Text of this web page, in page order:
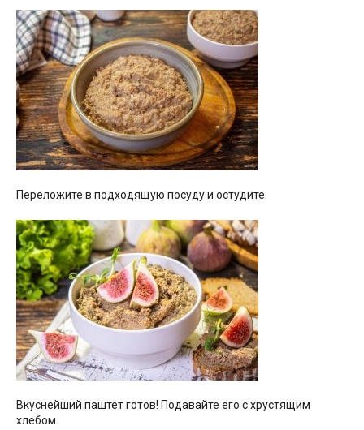
Переложите в подходящую посуду и остудите.
Вкуснейший паштет готов! Подавайте его с хрустящим
хлебом.